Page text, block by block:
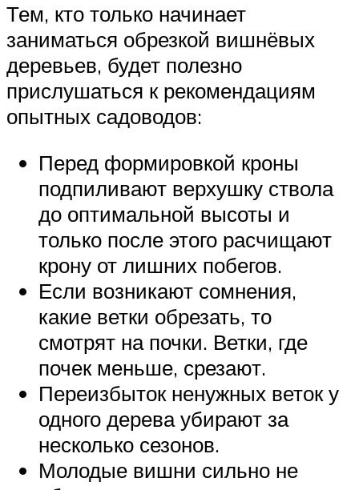
Тем, кто только начинает
заниматься обрезкой вишнёвых
деревьев, будет полезно
прислушаться к рекомендациям
опытных садоводов:
Перед формировкой кроны
подпиливают верхушку ствола
до оптимальной высоты и
только после этого расчищают
крону от лишних побегов.
Если возникают сомнения,
какие ветки обрезать, то
смотрят на почки. Ветки, где
почек меньше, срезают.
Переизбыток ненужных веток у
одного дерева убирают за
несколько сезонов.
Молодые вишни сильно не